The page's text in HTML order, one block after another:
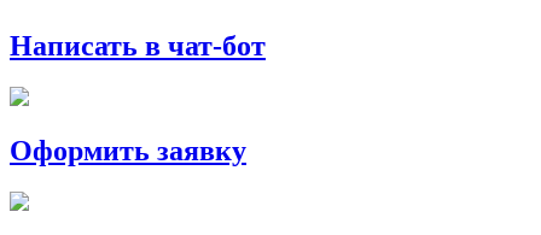
Написать в чат-бот
Оформить заявку